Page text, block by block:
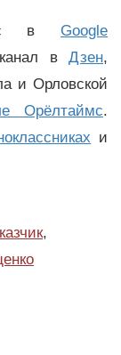
в Google
вДзен,
и Орловской
Орёлтаймс.
и
,